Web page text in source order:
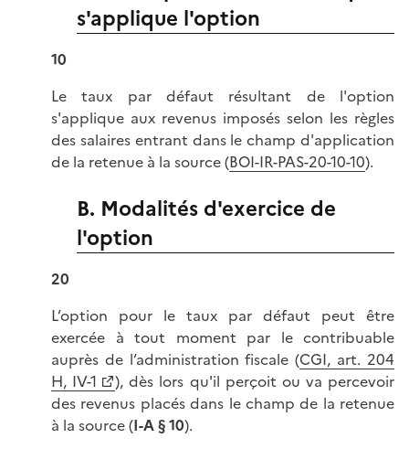
s'applique l'option
10
Le taux par défaut résultant de l'option
s'applique aux revenus imposés selon les règles
des salaires entrant dans le champ d'application
de la retenue à la source (BOI-IR-PAS-20-10-10).
B. Modalités d'exercice de
l'option
20
L’option pour le taux par défaut peut être
exercée à tout moment par le contribuable
auprès de l’administration fiscale (CGI, art. 204
H, IV-1
), dès lors qu'il perçoit ou va percevoir
des revenus placés dans le champ de la retenue
à la source (I-A § 10).